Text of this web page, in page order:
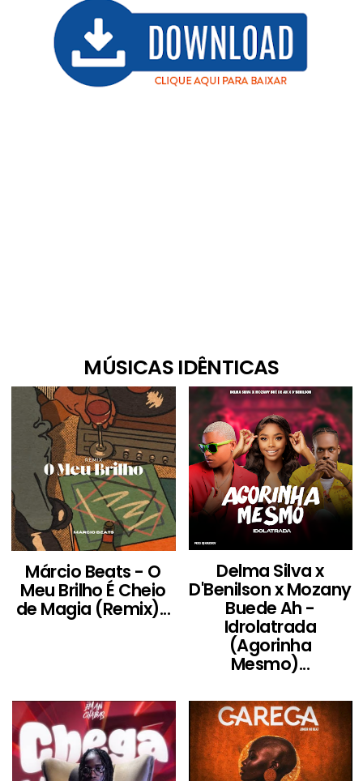
MÚSICAS IDÊNTICAS
Márcio Beats - O
Meu Brilho É Cheio
de Magia (Remix)...
Delma Silva x
D'Benilson x Mozany
Buede Ah -
Idrolatrada
(Agorinha
Mesmo)...